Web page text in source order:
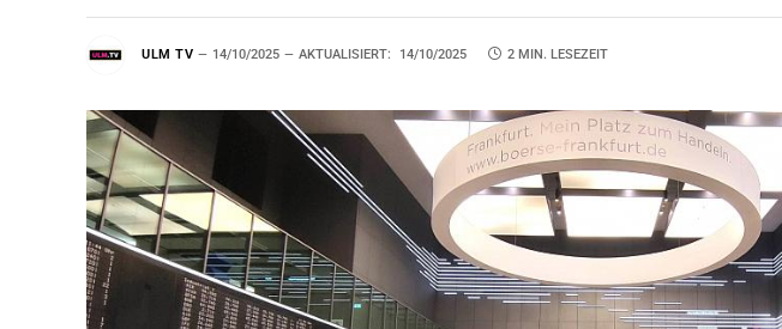
ULM TV 14/10/2025 AKTUALISIERT: 14/10/2025 2 MIN. LESEZEIT